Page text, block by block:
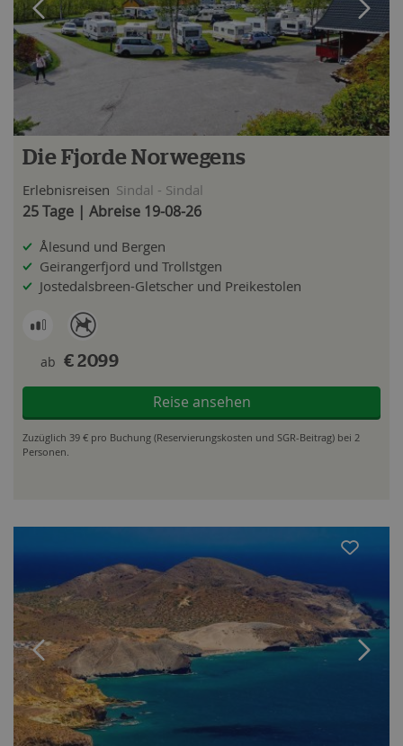
Die Fjorde Norwegens
Erlebnisreisen Sindal - Sindal
25 Tage | Abreise 19-08-26
Ålesund und Bergen
Geirangerfjord und Trollstgen
Jostedalsbreen-Gletscher und Preikestolen
ab € 2099
Reise ansehen
Zuzüglich 39 € pro Buchung (Reservierungskosten und SGR-Beitrag) bei 2
Personen.